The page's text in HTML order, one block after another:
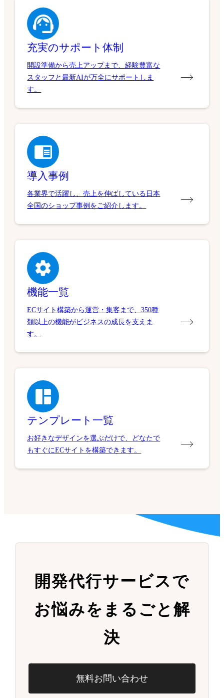
充実のサポート体制
開設準備から売上アップまで、経験豊富な
スタッフと最新AIが万全にサポートしま
す。
導入事例
各業界で活躍し、売上を伸ばしている日本
全国のショップ事例をご紹介します。
機能一覧
ECサイト構築から運営・集客まで、350種
類以上の機能がビジネスの成長を支えま
す。
テンプレート一覧
お好きなデザインを選ぶだけで、どなたで
もすぐにECサイトを構築できます。
開発代行サービスで
お悩みをまるごと解
決
無料お問い合わせ